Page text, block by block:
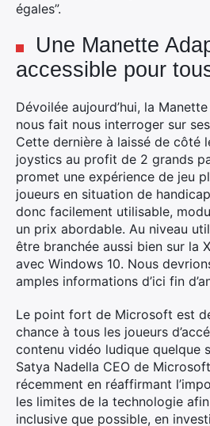
égales”.
Une Manette
accessible pour
Dévoilée aujourd’hui, la
nous fait nous interroger sur
Cette dernière à laissé de côté
joystics au profit de 2 grands
promet une expérience de jeu
joueurs en situation de
donc facilement utilisable,
un prix abordable. Au niveau
être branchée aussi bien sur la
avec Windows 10. Nous
amples informations d’ici fin
Le point fort de Microsoft est
chance à tous les joueurs
contenu vidéo ludique quelque
Satya Nadella CEO de
récemment en réaffirmant
les limites de la technologie
inclusive que possible, en